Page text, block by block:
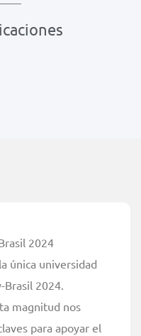
2024
única universidad
Brasil 2024.
magnitud nos
para apoyar el